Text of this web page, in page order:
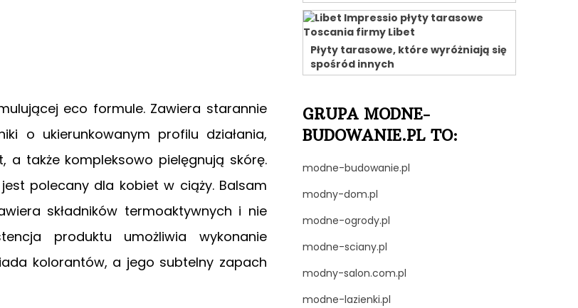
eco formule. Zawiera starannie
o ukierunkowanym profilu działania,
także kompleksowo pielęgnują skórę.
polecany dla kobiet w ciąży. Balsam
składników termoaktywnych i nie
produktu umożliwia wykonanie
kolorantów, a jego subtelny zapach
Płyty tarasowe, które wyróżniają się
spośród innych
GRUPA MODNE-
BUDOWANIE.PL TO:
modne-budowanie.pl
modny-dom.pl
modne-ogrody.pl
modne-sciany.pl
modny-salon.com.pl
modne-lazienki.pl